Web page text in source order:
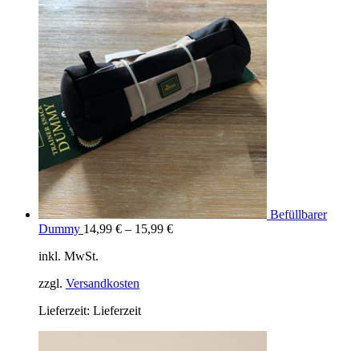
Befüllbarer
Dummy 14,99 € – 15,99 €
inkl. MwSt.
zzgl. Versandkosten
Lieferzeit: Lieferzeit